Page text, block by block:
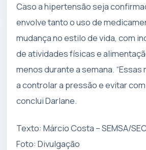
Caso a hipertensão seja
envolve tanto o uso de
mudança no estilo de vida, com
de atividades físicas e
menos durante a semana.
a controlar a pressão e evitar
conclui Darlane.
Texto: Márcio Costa – SEMSA/
Foto: Divulgação